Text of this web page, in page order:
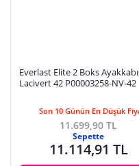
Everlast Elite 2 Boks
Lacivert 42 P00003258-NV-42
Son 10 Günün En Düşük
11.699,90 TL
Sepette
11.114,91 TL